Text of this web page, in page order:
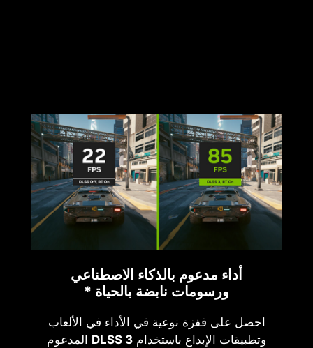
أداء مدعوم بالذكاء الاصطناعي
ورسومات نابضة بالحياة *
احصل على قفزة نوعية في الأداء في الألعاب
وتطبيقات الإبداع باستخدام DLSS 3 المدعوم